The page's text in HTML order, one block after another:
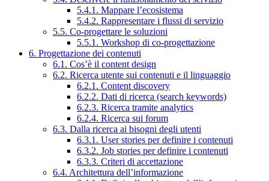
5.4.1. Mappare l’ecosistema
5.4.2. Rappresentare i flussi di servizio
5.5. Co-progettare le soluzioni
5.5.1. Workshop di co-progettazione
6. Progettazione dei contenuti
6.1. Cos’è il content design
6.2. Ricerca utente sui contenuti e il linguaggio
6.2.1. Content discovery
6.2.2. Dati di ricerca (search keywords)
6.2.3. Ricerca tramite analytics
6.2.4. Ricerca sui forum
6.3. Dalla ricerca ai bisogni degli utenti
6.3.1. User stories per definire i contenuti
6.3.2. Job stories per definire i contenuti
6.3.3. Criteri di accettazione
6.4. Architettura dell’informazione